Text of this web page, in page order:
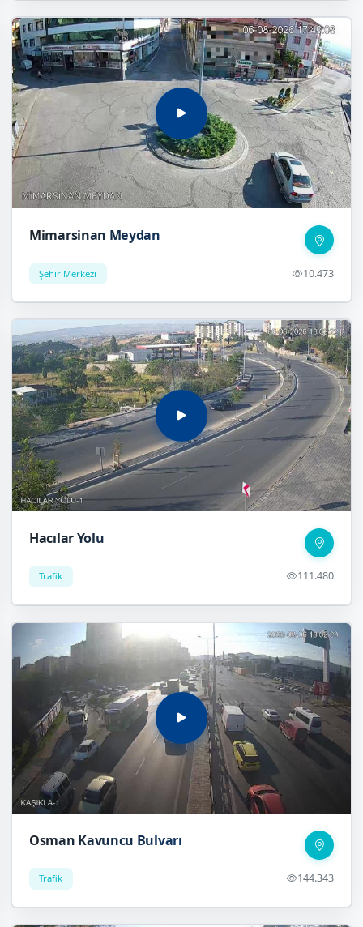
Mimarsinan Meydan
Şehir Merkezi 10.473
Hacılar Yolu
Trafik 111.480
Osman Kavuncu Bulvarı
Trafik 144.343